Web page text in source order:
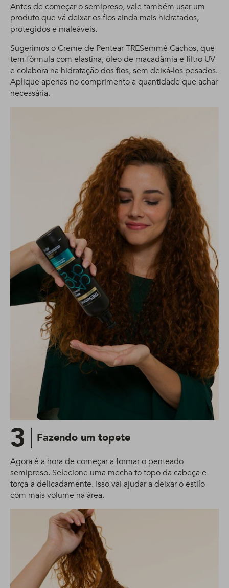
Antes de começar o semipreso, vale também usar um
produto que vá deixar os fios ainda mais hidratados,
protegidos e maleáveis.
Sugerimos o Creme de Pentear TRESemmé Cachos, que
tem fórmula com elastina, óleo de macadâmia e filtro UV
e colabora na hidratação dos fios, sem deixá-los pesados.
Aplique apenas no comprimento a quantidade que achar
necessária.
3 Fazendo um topete
Agora é a hora de começar a formar o penteado
semipreso. Selecione uma mecha to topo da cabeça e
torça-a delicadamente. Isso vai ajudar a deixar o estilo
com mais volume na área.